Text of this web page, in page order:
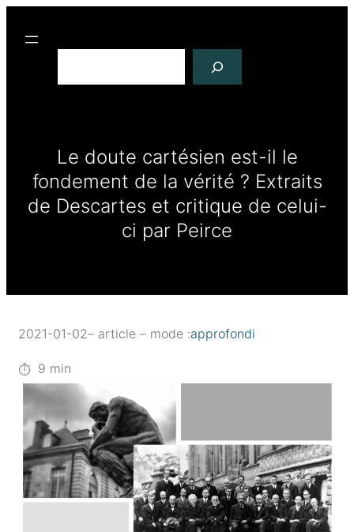
c
c
h
e
r
Le doute cartésien est-il le
fondement de la vérité ? Extraits
de Descartes et critique de celui-
ci par Peirce
2021-01-02– article – mode :approfondi
9 min